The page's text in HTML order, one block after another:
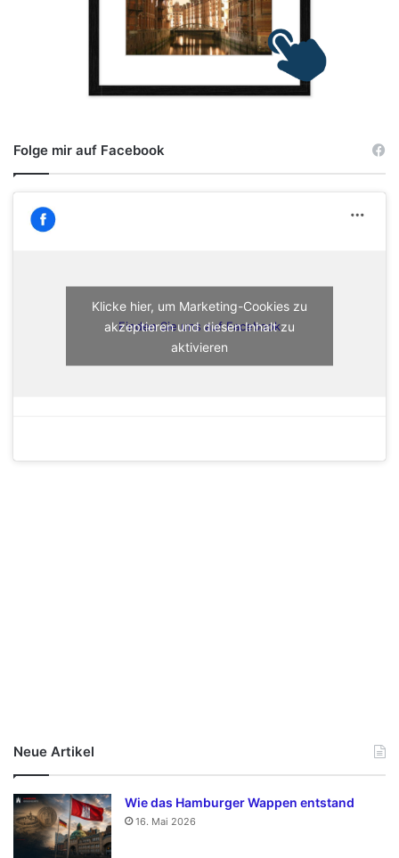
Folge mir auf Facebook
Finden Sie uns auf Facebook
Klicke hier, um Marketing-Cookies zu
akzeptieren und diesen Inhalt zu
aktivieren
Neue Artikel
Wie das Hamburger Wappen entstand
16. Mai 2026